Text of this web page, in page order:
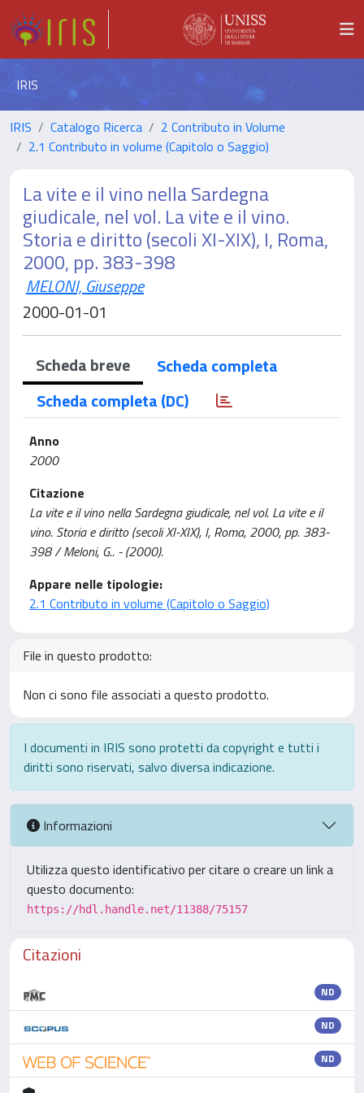
IRIS
IRIS Catalogo Ricerca
2 Contributo in Volume
2.1 Contributo in volume (Capitolo o Saggio)
La vite e il vino nella Sardegna
giudicale, nel vol. La vite e il vino.
Storia e diritto (secoli XI-XIX), I, Roma,
2000, pp. 383-398
MELONI, Giuseppe
2000-01-01
Scheda breve
Scheda completa
Scheda completa (DC)
Anno
2000
Citazione
La vite e il vino nella Sardegna giudicale, nel vol. La vite e il
vino. Storia e diritto (secoli XI-XIX), I, Roma, 2000, pp. 383-
398 / Meloni, G.. - (2000).
Appare nelle tipologie:
2.1 Contributo in volume (Capitolo o Saggio)
File in questo prodotto:
Non ci sono file associati a questo prodotto.
I documenti in IRIS sono protetti da copyright e tutti i
diritti sono riservati, salvo diversa indicazione.
Informazioni
Utilizza questo identificativo per citare o creare un link a
questo documento:
https://hdl.handle.net/11388/75157
Citazioni
ND
ND
ND